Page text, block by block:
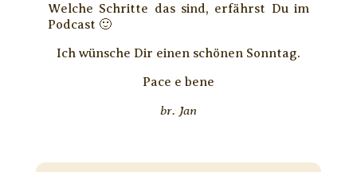
Welche Schritte das sind, erfährst Du im
Podcast 🙂
Ich wünsche Dir einen schönen Sonntag.
Pace e bene
br. Jan